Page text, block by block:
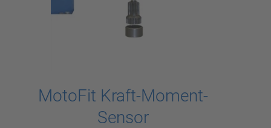
MotoFit Kraft-Moment-
Sensor